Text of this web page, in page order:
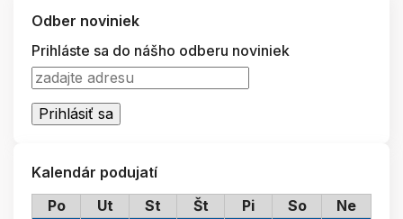
Odber noviniek
Prihláste sa do nášho odberu noviniek
Kalendár podujatí
Po
Ut St Št Pi So Ne